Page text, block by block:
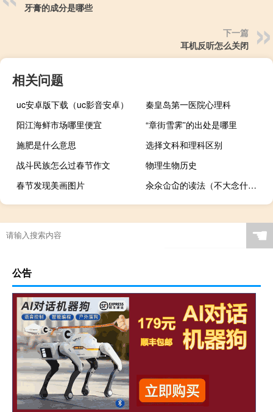
牙膏的成分是哪些
下一篇
耳机反听怎么关闭
相关问题
uc安卓版下载（uc影音安卓）
秦皇岛第一医院心理科
阳江海鲜市场哪里便宜
“章街雪霁”的出处是哪里
施肥是什么意思
选择文科和理科区别
战斗民族怎么过春节作文
物理生物历史
春节发现美画图片
汆氽仚屳的读法（不大念什么）
☚
公告